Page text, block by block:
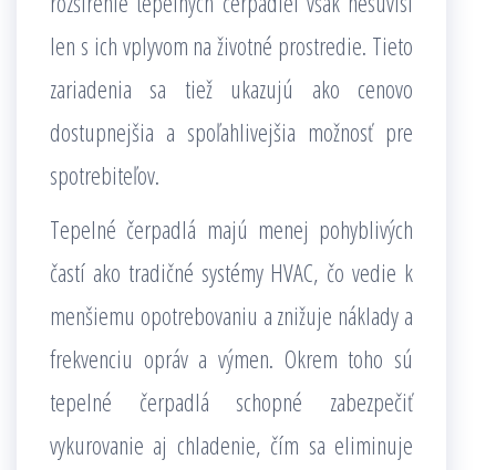
len s ich vplyvom na životné prostredie. Tieto
zariadenia sa tiež ukazujú ako cenovo
dostupnejšia a spoľahlivejšia možnosť pre
spotrebiteľov.
Tepelné čerpadlá majú menej pohyblivých
častí ako tradičné systémy HVAC, čo vedie k
menšiemu opotrebovaniu a znižuje náklady a
frekvenciu opráv a výmen. Okrem toho sú
tepelné čerpadlá schopné zabezpečiť
vykurovanie aj chladenie, čím sa eliminuje